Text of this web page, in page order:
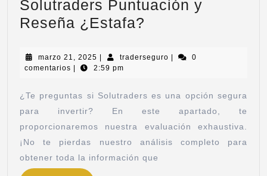
Solutraders Puntuación y
Reseña ¿Estafa?
marzo 21, 2025 traderseguro
0
comentarios
2:59 pm
¿Te preguntas si Solutraders es una opción segura
para invertir? En este apartado, te
proporcionaremos nuestra evaluación exhaustiva.
¡No te pierdas nuestro análisis completo para
obtener toda la información que